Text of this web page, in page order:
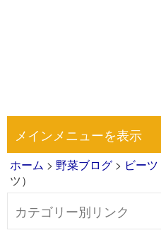
メインメニューを表示
ホーム > 野菜ブログ > ビーツ
ツ）
カテゴリー別リンク